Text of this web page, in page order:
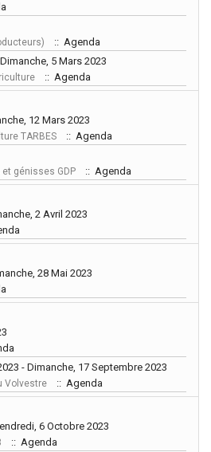
:: Agenda
5 Mars 2023
:: Agenda
12 Mars 2023
TARBES
:: Agenda
génisses GDP :: Agenda
2 Avril 2023
28 Mai 2023
- Dimanche, 17 Septembre 2023
Volvestre :: Agenda
6 Octobre 2023
:: Agenda